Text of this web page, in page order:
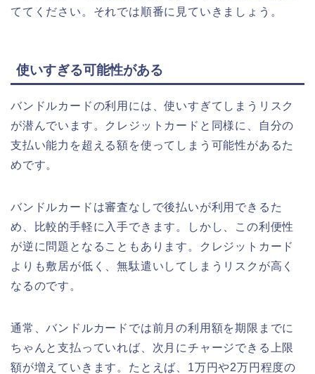
ててください。それでは順番に見ていきましょう。
使いすぎる可能性がある
バンドルカードの利用には、使いすぎてしまうリスク
が潜んでいます。クレジットカードと同様に、自分の
支払い能力を超える額を使ってしまう可能性があるた
めです。
バンドルカードは審査なしで後払いが利用できるた
め、比較的手軽に入手できます。しかし、この利便性
が逆に問題となることもあります。クレジットカード
よりも敷居が低く、無駄遣いしてしまうリスクが高く
なるのです。
通常、バンドルカードでは前月の利用額を期限までに
ちゃんと支払っていれば、次月にチャージできる上限
額が増えていきます。たとえば、1万円や2万円程度の